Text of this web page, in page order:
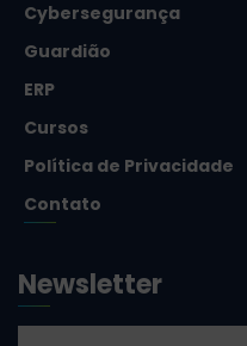
Cybersegurança
Guardião
ERP
Cursos
Política de Privacidade
Contato
Newsletter